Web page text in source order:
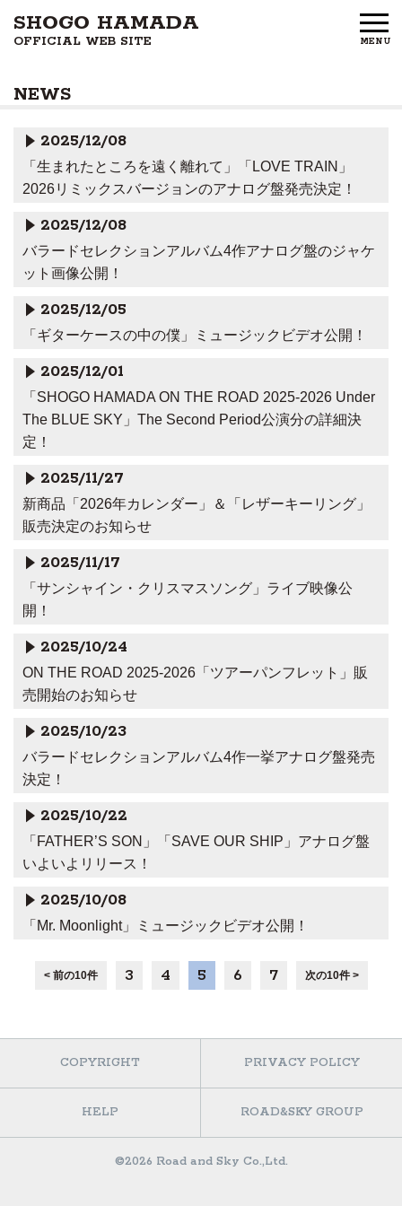
SHOGO HAMADA
OFFICIAL WEB SITE MENU
DISCOGRAPHY
GOODS
FREE MEMBERS
NEWS
2025/12/08
「生まれたところを遠く離れて」「LOVE TRAIN」
2026リミックスバージョンのアナログ盤発売決定！
2025/12/08
バラードセレクションアルバム4作アナログ盤のジャケ
ット画像公開！
2025/12/05
「ギターケースの中の僕」ミュージックビデオ公開！
2025/12/01
「SHOGO HAMADA ON THE ROAD 2025-2026 Under
The BLUE SKY」The Second Period公演分の詳細決
定！
2025/11/27
新商品「2026年カレンダー」＆「レザーキーリング」
販売決定のお知らせ
2025/11/17
「サンシャイン・クリスマスソング」ライブ映像公
開！
2025/10/24
ON THE ROAD 2025-2026「ツアーパンフレット」販
売開始のお知らせ
2025/10/23
バラードセレクションアルバム4作一挙アナログ盤発売
決定！
2025/10/22
「FATHER’S SON」「SAVE OUR SHIP」アナログ盤
いよいよリリース！
2025/10/08
「Mr. Moonlight」ミュージックビデオ公開！
< 前の10件 3 4 5 6 7 次の10件 >
COPYRIGHT PRIVACY POLICY
HELP ROAD&SKY GROUP
©2026 Road and Sky Co.,Ltd.